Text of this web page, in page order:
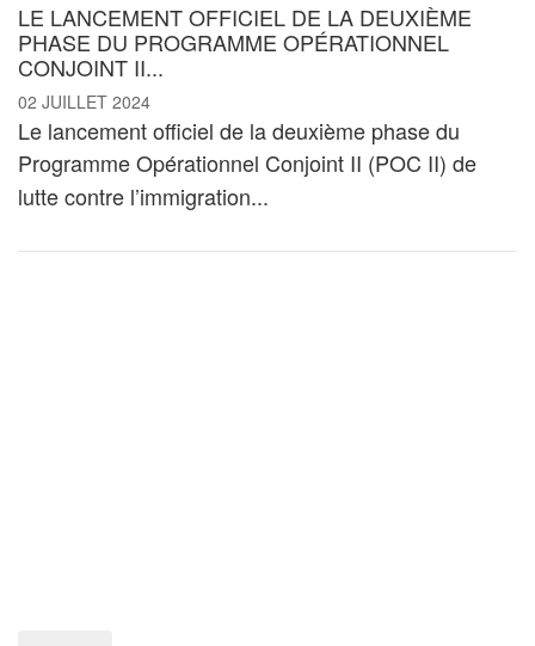
LE LANCEMENT OFFICIEL DE LA DEUXIÈME
PHASE DU PROGRAMME OPÉRATIONNEL
CONJOINT II...
02 JUILLET 2024
Le lancement officiel de la deuxième phase du
Programme Opérationnel Conjoint II (POC II) de
lutte contre l’immigration...